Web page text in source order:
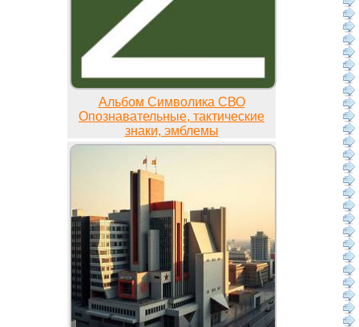
Альбом Символика СВО
Опознавательные, тактические
знаки, эмблемы